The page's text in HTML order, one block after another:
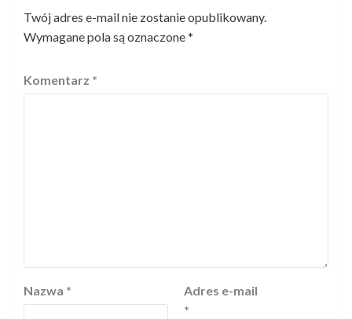
Twój adres e-mail nie zostanie opublikowany.
Wymagane pola są oznaczone*
Komentarz *
Nazwa *
Adres e-mail
*